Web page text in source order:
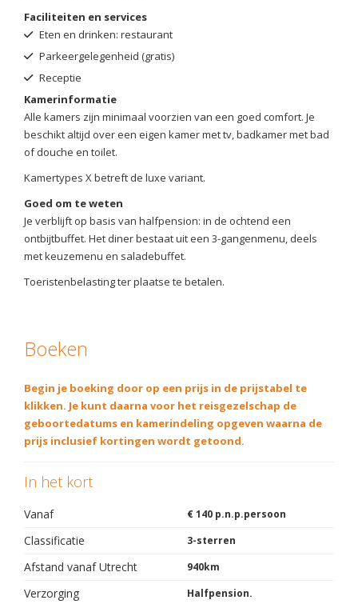
Faciliteiten en services
Eten en drinken: restaurant
Parkeergelegenheid (gratis)
Receptie
Kamerinformatie
Alle kamers zijn minimaal voorzien van een goed comfort. Je
beschikt altijd over een eigen kamer met tv, badkamer met bad
of douche en toilet.
Kamertypes X betreft de luxe variant.
Goed om te weten
Je verblijft op basis van halfpension: in de ochtend een
ontbijtbuffet. Het diner bestaat uit een 3-gangenmenu, deels
met keuzemenu en saladebuffet.
Toeristenbelasting ter plaatse te betalen.
Boeken
Begin je boeking door op een prijs in de prijstabel te
klikken. Je kunt daarna voor het reisgezelschap de
geboortedatums en kamerindeling opgeven waarna de
prijs inclusief kortingen wordt getoond.
In het kort
Vanaf € 140 p.n.p.persoon
Classificatie 3-sterren
Afstand vanaf Utrecht 940km
Verzorging Halfpension.